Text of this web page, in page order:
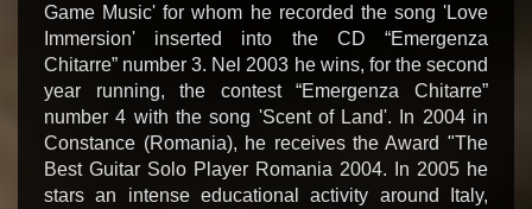
Game Music' for whom he recorded the song 'Love
Immersion' inserted into the CD “Emergenza
Chitarre” number 3. Nel 2003 he wins, for the second
year running, the contest “Emergenza Chitarre”
number 4 with the song 'Scent of Land'. In 2004 in
Constance (Romania), he receives the Award "The
Best Guitar Solo Player Romania 2004. In 2005 he
stars an intense educational activity around Italy,